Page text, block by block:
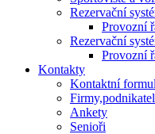
Rezervační
Provozní
Rezervační
Provozní
Kontakty
Kontaktní
Ankety
Senioři